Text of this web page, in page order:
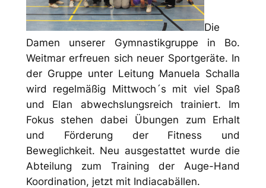
Die
Damen unserer Gymnastikgruppe in Bo.
Weitmar erfreuen sich neuer Sportgeräte. In
der Gruppe unter Leitung Manuela Schalla
wird regelmäßig Mittwoch´s mit viel Spaß
und Elan abwechslungsreich trainiert. Im
Fokus stehen dabei Übungen zum Erhalt
und Förderung der Fitness und
Beweglichkeit. Neu ausgestattet wurde die
Abteilung zum Training der Auge-Hand
Koordination, jetzt mit Indiacabällen.